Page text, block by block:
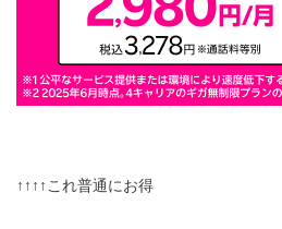
↑↑↑↑これ普通にお得